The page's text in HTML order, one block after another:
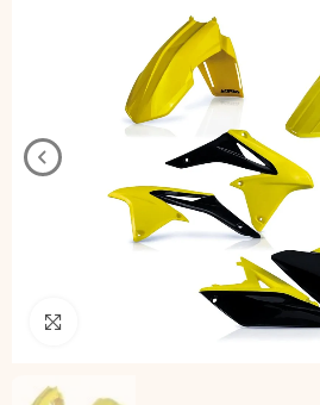
Pincha para agrandar